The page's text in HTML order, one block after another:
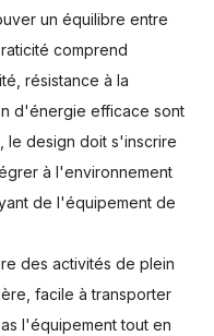
un équilibre entre
comprend
résistance à la
d'énergie efficace sont
le design doit s'inscrire
à l'environnement
de l'équipement de
des activités de plein
facile à transporter
l'équipement tout en